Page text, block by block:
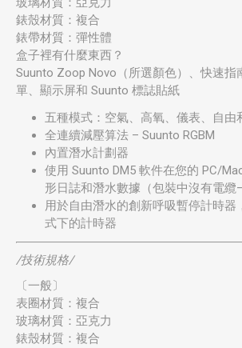
錶殼材質：複合
錶帶材質：彈性體
盒子裡有什麼東西？
Suunto Zoop Novo（所選顏色）、快速指
單、顯示屏和 Suunto 標誌貼紙
五種模式：空氣、高氧、儀表、自由
全連續減壓算法 – Suunto RGBM
內置潛水計劃器
使用 Suunto DM5 軟件在您的 PC/
形日誌和潛水數據（包裝中沒有電纜
用於自由潛水的創新呼吸暫停計時器
式下的計時器
/技術規格/
〔一般〕
表圈材質：複合
玻璃材質：亞克力
錶殼材質：複合